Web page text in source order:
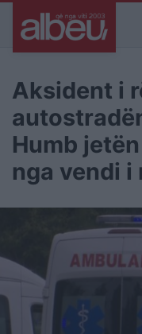
Aksident i
Humb
nga vendi i